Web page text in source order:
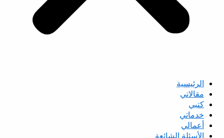
الرئيسية
مقالاتي
كتبي
خدماتي
أعمالي
الأسئلة الشائعة